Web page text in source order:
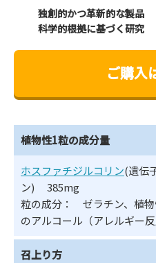
独創的かつ革新的な製品
科学的根拠に基づく研究
ご購入
植物性1粒の成分量
ホスファチジルコリン(遺伝
ン) 385mg
粒の成分： ゼラチン、植
のアルコール（アレルギー反
召上り方